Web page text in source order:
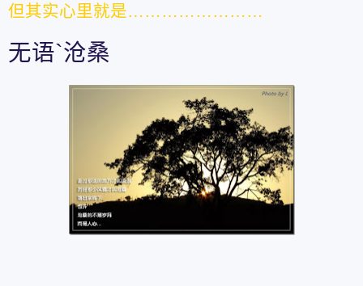
但其实心里就是……………………
无语`沧桑